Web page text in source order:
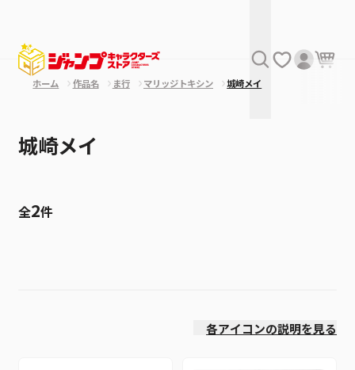
ホーム 作品名 ま行 マリッジトキシン 城崎メイ
城崎メイ
全2件
各アイコンの説明を見る